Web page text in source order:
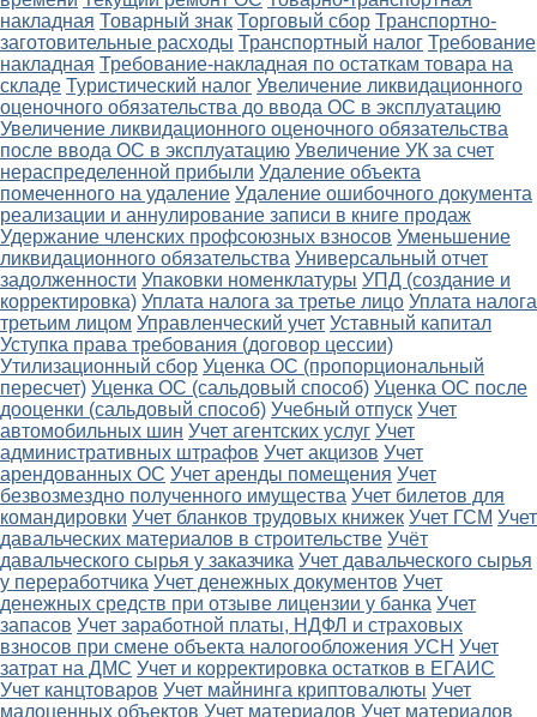
накладная Товарный знак Торговый сбор Транспортно-
заготовительные расходы Транспортный налог Требование
накладная Требование-накладная по остаткам товара на
складе Туристический налог Увеличение ликвидационного
оценочного обязательства до ввода ОС в эксплуатацию
Увеличение ликвидационного оценочного обязательства
после ввода ОС в эксплуатацию Увеличение УК за счет
нераспределенной прибыли Удаление объекта
помеченного на удаление Удаление ошибочного документа
реализации и аннулирование записи в книге продаж
Удержание членских профсоюзных взносов Уменьшение
ликвидационного обязательства Универсальный отчет
задолженности Упаковки номенклатуры УПД (создание и
корректировка) Уплата налога за третье лицо Уплата налога
третьим лицом Управленческий учет Уставный капитал
Уступка права требования (договор цессии)
Утилизационный сбор Уценка ОС (пропорциональный
пересчет) Уценка ОС (сальдовый способ) Уценка ОС после
дооценки (сальдовый способ) Учебный отпуск Учет
автомобильных шин Учет агентских услуг Учет
административных штрафов Учет акцизов Учет
арендованных ОС Учет аренды помещения Учет
безвозмездно полученного имущества Учет билетов для
командировки Учет бланков трудовых книжек Учет ГСМ Учет
давальческих материалов в строительстве Учёт
давальческого сырья у заказчика Учет давальческого сырья
у переработчика Учет денежных документов Учет
денежных средств при отзыве лицензии у банка Учет
запасов Учет заработной платы, НДФЛ и страховых
взносов при смене объекта налогообложения УСН Учет
затрат на ДМС Учет и корректировка остатков в ЕГАИС
Учет канцтоваров Учет майнинга криптовалюты Учет
малоценных объектов Учет материалов Учет материалов